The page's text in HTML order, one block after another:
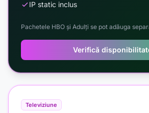
Televiziune
IP static inclus
Pachetele HBO și Adulți se pot adăuga
Verifică